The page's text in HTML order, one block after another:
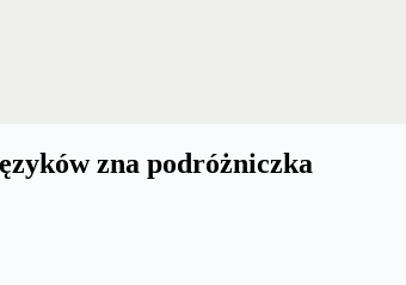
zna podróżniczka